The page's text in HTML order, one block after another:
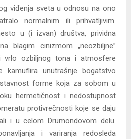
viđenja sveta u odnosu na ono
normalnim ili prihvatljivim.
u (i izvan) društva, prividna
blagim cinizmom „neozbiljne”
ozbiljnog tona i atmosfere
unutrašnje bogatstvo
forme koja za sobom u
hermetičnost i nedostupnost
protivrečnosti koje se daju
i u celom Drumondovom delu.
i variranja redosleda